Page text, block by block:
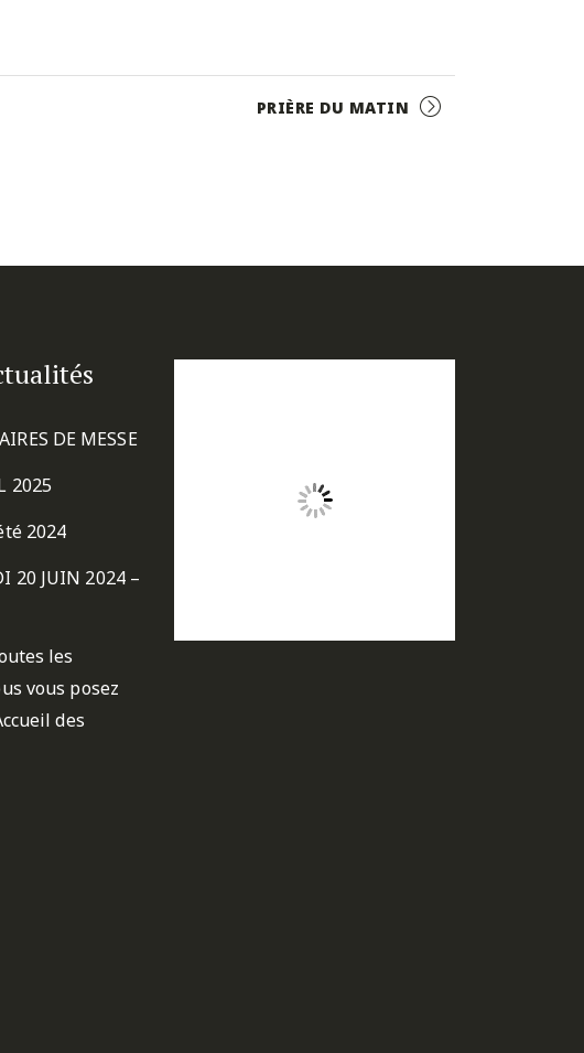
PRIÈRE DU MATIN
DE MESSE
2025
2024
20 JUIN 2024 –
les
vous posez
des